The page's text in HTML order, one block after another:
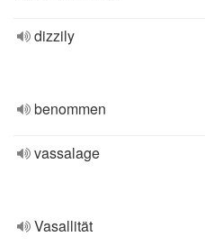
dizzily
benommen
vassalage
Vasallität